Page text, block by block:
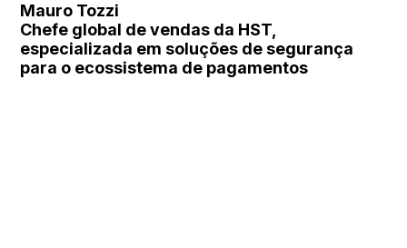
Mauro Tozzi
Chefe global de vendas da HST,
especializada em soluções de segurança
para o ecossistema de pagamentos